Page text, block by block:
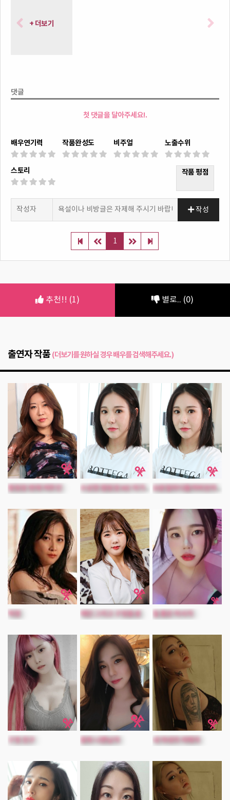
+ 더보기
댓글
첫 댓글을 달아주세요!.
배우연기력 작품완성도 비주얼 노출수위
스토리 작품 평점
작성
1
추천!! (1) 별로.. (0)
출연자 작품 (더보기를 원하실 경우 배우를 검색해주세요.)
캠핑장 변태 여주인
떡정 애인 그리고 구멍동생 질 좋은 마사지
구멍 친구 중독 나쁜남자 내 아내의 여제자